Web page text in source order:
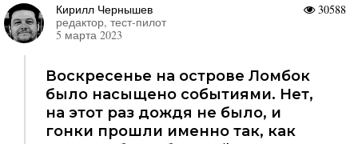
30588
Кирилл Чернышев
редактор, тест-пилот
5 марта 2023
Воскресенье на острове Ломбок
было насыщено событиями. Нет,
на этот раз дождя не было, и
гонки прошли именно так, как